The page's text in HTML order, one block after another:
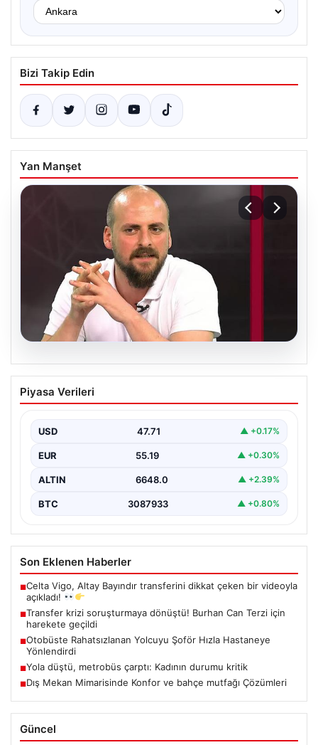
Bizi Takip Edin
Yan Manşet
Transfer krizi soruşturmaya dönüştü!
Burhan Can Terzi için harekete geçildi
Piyasa Verileri
USD 47.71 ▲ +0.17%
EUR 55.19 ▲ +0.30%
ALTIN 6648.0 ▲ +2.39%
BTC 3087933 ▲ +0.80%
Son Eklenen Haberler
■Celta Vigo, Altay Bayındır transferini dikkat çeken bir videoyla
açıkladı!
■Transfer krizi soruşturmaya dönüştü! Burhan Can Terzi için
harekete geçildi
■Otobüste Rahatsızlanan Yolcuyu Şoför Hızla Hastaneye
Yönlendirdi
■Yola düştü, metrobüs çarptı: Kadının durumu kritik
■Dış Mekan Mimarisinde Konfor ve bahçe mutfağı Çözümleri
Güncel